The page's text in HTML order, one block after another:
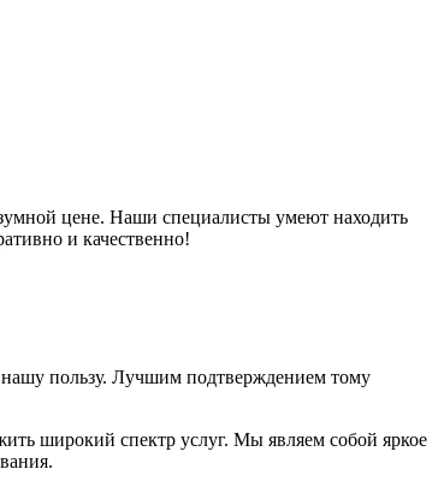
цене. Наши специалисты умеют находить
и качественно!
нашу пользу. Лучшим подтверждением тому
широкий спектр услуг. Мы являем собой яркое